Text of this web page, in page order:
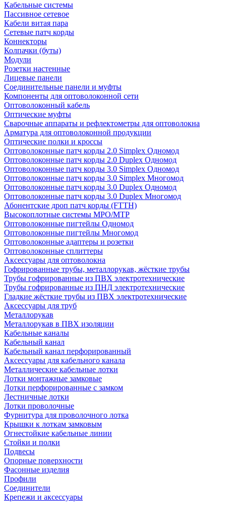
Кабельные системы
Пассивное сетевое
Кабели витая пара
Сетевые патч корды
Коннекторы
Колпачки (буты)
Модули
Розетки настенные
Лицевые панели
Соединительные панели и муфты
Компоненты для оптоволоконной сети
Оптоволоконный кабель
Оптические муфты
Сварочные аппараты и рефлектометры для оптоволокна
Арматура для оптоволоконной продукции
Оптические полки и кроссы
Оптоволоконные патч корды 2.0 Simplex Одномод
Оптоволоконные патч корды 2.0 Duplex Одномод
Оптоволоконные патч корды 3.0 Simplex Одномод
Оптоволоконные патч корды 3.0 Simplex Многомод
Оптоволоконные патч корды 3.0 Duplex Одномод
Оптоволоконные патч корды 3.0 Duplex Многомод
Абонентские дроп патч корды (FTTH)
Высокоплотные системы MPO/MTP
Оптоволоконные пигтейлы Одномод
Оптоволоконные пигтейлы Многомод
Оптоволоконные адаптеры и розетки
Оптоволоконные сплиттеры
Аксессуары для оптоволокна
Гофрированные трубы, металлорукав, жёсткие трубы
Трубы гофрированные из ПВХ электротехнические
Трубы гофрированные из ПНД электротехнические
Гладкие жёсткие трубы из ПВХ электротехнические
Аксессуары для труб
Металлорукав
Металлорукав в ПВХ изоляции
Кабельные каналы
Кабельный канал
Кабельный канал перфорированный
Аксессуары для кабельного канала
Металлические кабельные лотки
Лотки монтажные замковые
Лотки перфорированные с замком
Лестничные лотки
Лотки проволочные
Фурнитура для проволочного лотка
Крышки к лоткам замковым
Огнестойкие кабельные линии
Стойки и полки
Подвесы
Опорные поверхности
Фасонные изделия
Профили
Соединители
Крепежи и аксессуары